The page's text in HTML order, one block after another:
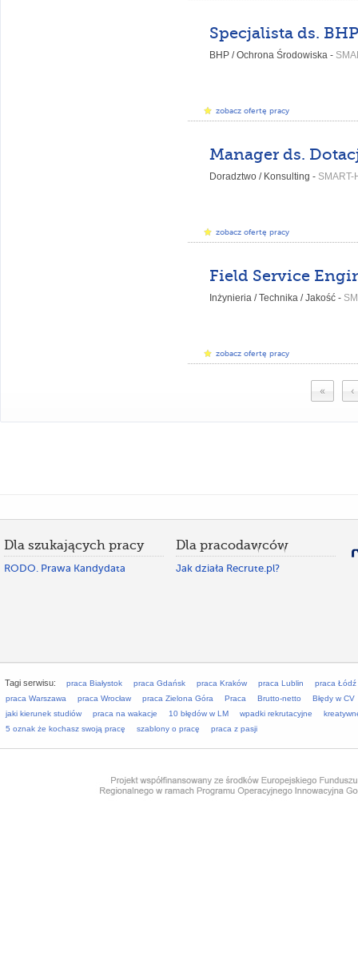
BHP / Ochrona Środowiska -
zobacz ofertę pracy
Manager ds.
Doradztwo / Konsulting - SMART-
zobacz ofertę pracy
Field Service
Inżynieria / Technika / Jakość -
zobacz ofertę pracy
« ‹
Dla szukających pracy
RODO. Prawa Kandydata
Dla pracodawców
Jak działa Recrute.pl?
Tagi serwisu: praca Białystok praca Gdańsk praca Kraków praca Lublin
praca Łódź
praca Warszawa
praca Wrocław praca Zielona Góra Praca Brutto-netto
Błędy w CV
jaki kierunek studiów
praca na wakacje 10 błędów w LM wpadki rekrutacyjne
5 oznak że kochasz swoją pracę
szablony o pracę praca z pasji